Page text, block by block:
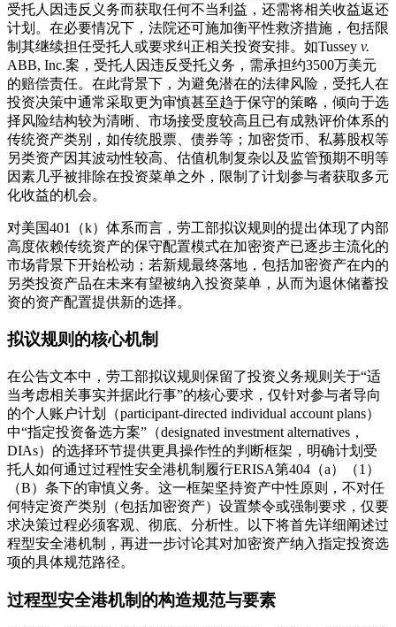
受托人因违反义务而获取任何不当利益，还需将相关收益返还
计划。在必要情况下，法院还可施加衡平性救济措施，包括限
制其继续担任受托人或要求纠正相关投资安排。如Tussey v.
ABB, Inc.案，受托人因违反受托义务，需承担约3500万美元
的赔偿责任。在此背景下，为避免潜在的法律风险，受托人在
投资决策中通常采取更为审慎甚至趋于保守的策略，倾向于选
择风险结构较为清晰、市场接受度较高且已有成熟评价体系的
传统资产类别，如传统股票、债券等；加密货币、私募股权等
另类资产因其波动性较高、估值机制复杂以及监管预期不明等
因素几乎被排除在投资菜单之外，限制了计划参与者获取多元
化收益的机会。
对美国401（k）体系而言，劳工部拟议规则的提出体现了内部
高度依赖传统资产的保守配置模式在加密资产已逐步主流化的
市场背景下开始松动；若新规最终落地，包括加密资产在内的
另类投资产品在未来有望被纳入投资菜单，从而为退休储蓄投
资的资产配置提供新的选择。
拟议规则的核心机制
在公告文本中，劳工部拟议规则保留了投资义务规则关于“适
当考虑相关事实并据此行事”的核心要求，仅针对参与者导向
的个人账户计划（participant-directed individual account plans）
中“指定投资备选方案”（designated investment alternatives，
DIAs）的选择环节提供更具操作性的判断框架，明确计划受
托人如何通过过程性安全港机制履行ERISA第404（a）（1）
（B）条下的审慎义务。这一框架坚持资产中性原则，不对任
何特定资产类别（包括加密资产）设置禁令或强制要求，仅要
求决策过程必须客观、彻底、分析性。以下将首先详细阐述过
程型安全港机制，再进一步讨论其对加密资产纳入指定投资选
项的具体规范路径。
过程型安全港机制的构造规范与要素